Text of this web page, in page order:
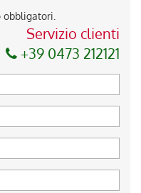
Servizio clienti
+39 0473 212121